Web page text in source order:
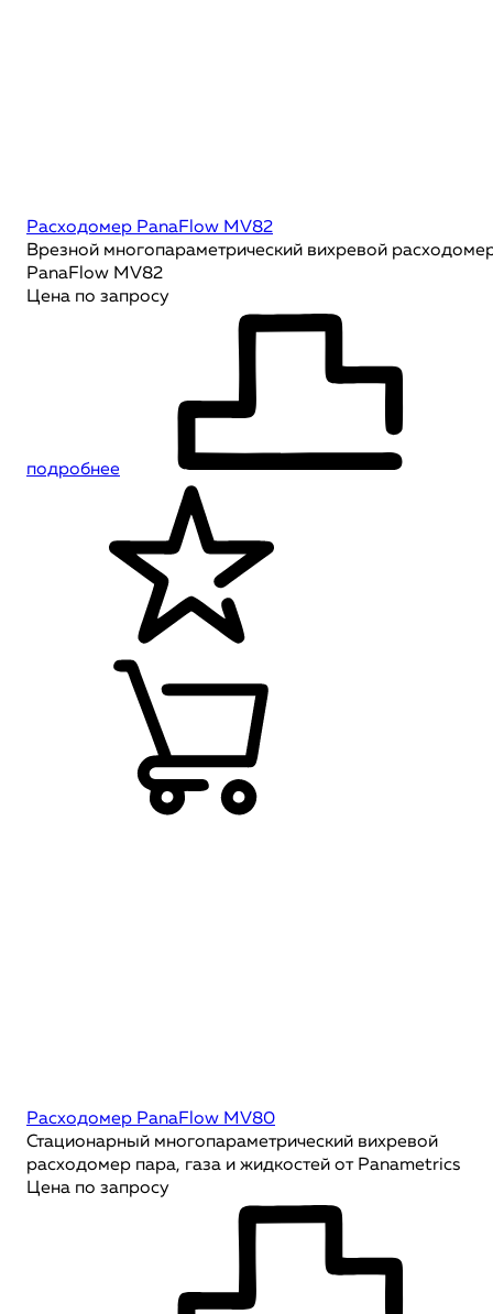
Расходомер PanaFlow MV82
Врезной многопараметрический вихревой
PanaFlow MV82
Цена по запросу
подробнее
Расходомер PanaFlow MV80
Стационарный многопараметрический вихревой
расходомер пара, газа и жидкостей от Panametrics
Цена по запросу